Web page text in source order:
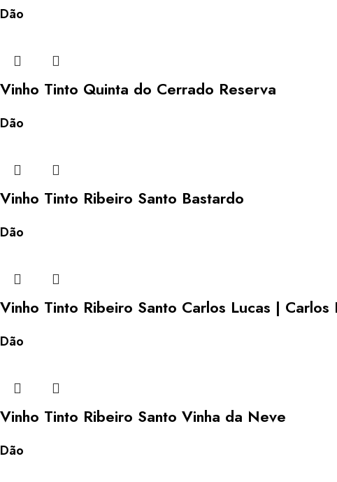
Dão
Vinho Tinto Quinta do Cerrado Reserva
Dão
Vinho Tinto Ribeiro Santo Bastardo
Dão
Vinho Tinto Ribeiro Santo Carlos Lucas | Carlos
Dão
Vinho Tinto Ribeiro Santo Vinha da Neve
Dão